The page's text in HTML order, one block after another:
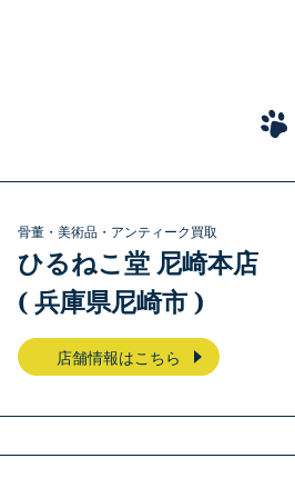
骨董・美術品・アンティーク買取
ひるねこ堂 尼崎本店
( 兵庫県尼崎市 )
店舗情報はこちら